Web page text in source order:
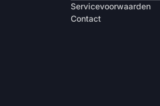
Servicevoorwaarden
Contact